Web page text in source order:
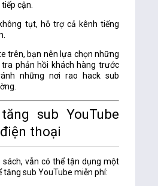
cận.
tụt, hỗ trợ cả kênh tiếng
trên, bạn nên lựa chọn những
phản hồi khách hàng trước
những nơi rao
hack sub
sub YouTube
thoại
sách, vẫn có thể tận dụng một
tăng sub YouTube miễn phí: